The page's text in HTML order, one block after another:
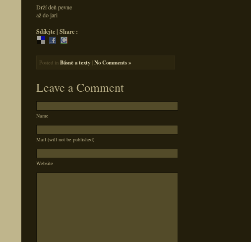
Drží deň pevne
až do jari
Sdílejte | Share :
Posted in Básně a texty |No Comments »
Leave a Comment
Name
Mail (will not be published)
Website